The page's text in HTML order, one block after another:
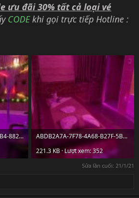
ưu đãi 30% tất cả loại vé
CODEkhi gọi trực tiếp Hotline :
81278200-1D61-427C-A2B4-8827D11B631D.jpeg
ABDB2A7A-7F78-4A68-B27F-5B57BDB50D6F.jpeg
221.3 KB · Lượt xem: 352
Sửa lần cuối: 21/1/21